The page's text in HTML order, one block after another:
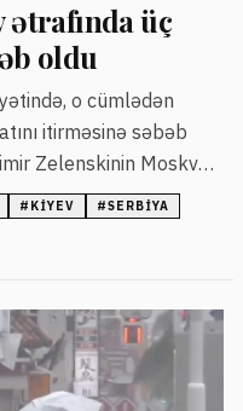
üç
oldu
o cümlədən
itirməsinə səbəb
Zelenskinin Moskva
rəsmi səfərindən sonra
# KIYEV #SERBIYA